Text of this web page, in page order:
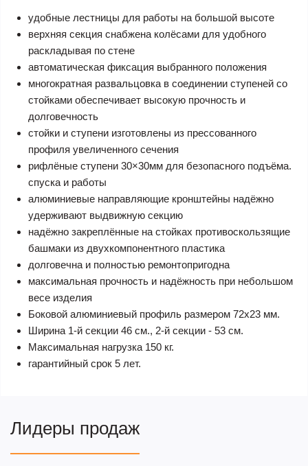
удобные лестницы для работы на большой высоте
верхняя секция снабжена колёсами для удобного
раскладывая по стене
автоматическая фиксация выбранного положения
многократная развальцовка в соединении ступеней со
стойками обеспечивает высокую прочность и
долговечность
стойки и ступени изготовлены из прессованного
профиля увеличенного сечения
рифлёные ступени 30×30мм для безопасного подъёма.
спуска и работы
алюминиевые направляющие кронштейны надёжно
удерживают выдвижную секцию
надёжно закреплённые на стойках противоскользящие
башмаки из двухкомпонентного пластика
долговечна и полностью ремонтопригодна
максимальная прочность и надёжность при небольшом
весе изделия
Боковой алюминиевый профиль размером 72х23 мм.
Ширина 1-й секции 46 см., 2-й секции - 53 см.
Максимальная нагрузка 150 кг.
гарантийный срок 5 лет.
Лидеры продаж